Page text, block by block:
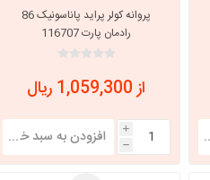
پروانه کولر پراید پاناسونیک 86
رادمان پارت 116707
از 1,059,300 ریال
i
h